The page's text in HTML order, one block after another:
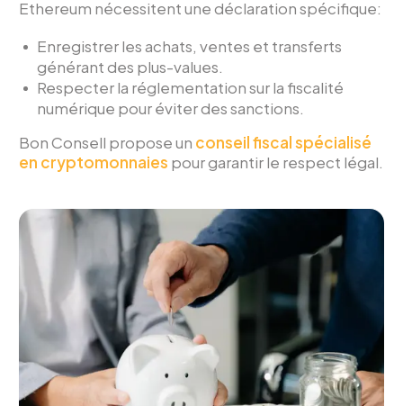
Ethereum nécessitent une déclaration spécifique:
Enregistrer les achats, ventes et transferts
générant des plus-values.
Respecter la réglementation sur la fiscalité
numérique pour éviter des sanctions.
Bon Consell propose un conseil fiscal spécialisé
en cryptomonnaies pour garantir le respect légal.